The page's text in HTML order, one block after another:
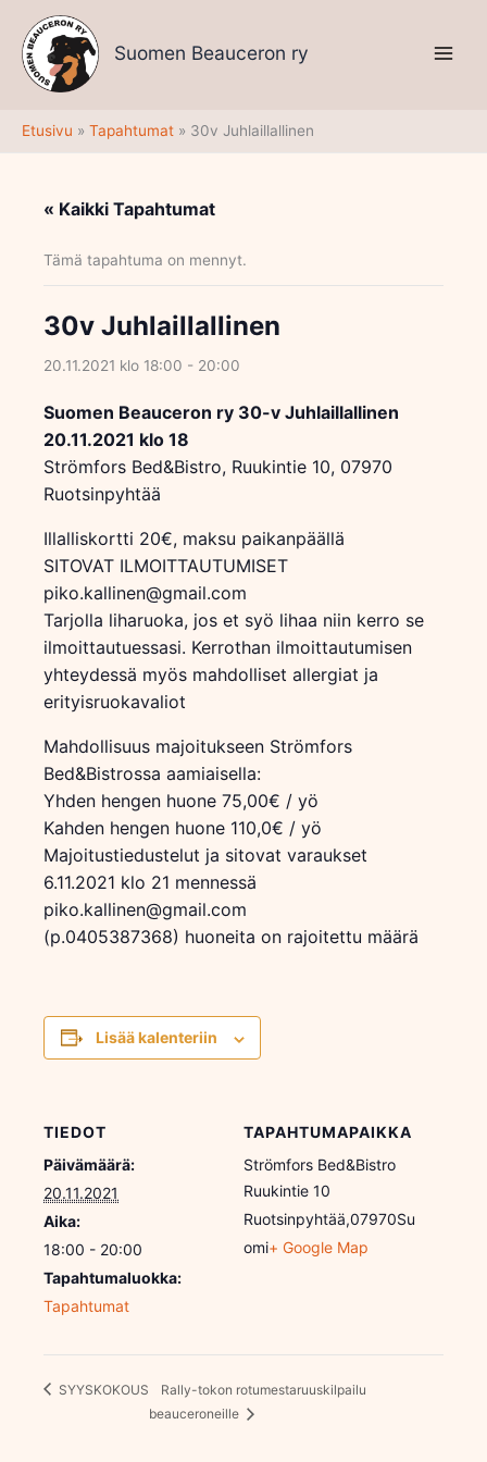
sisältöön
Suomen Beauceron ry
Etusivu Tapahtumat 30v Juhlaillallinen
« Kaikki Tapahtumat
Tämä tapahtuma on mennyt.
30v Juhlaillallinen
20.11.2021 klo 18:00 - 20:00
Suomen Beauceron ry 30-v Juhlaillallinen
20.11.2021 klo 18
Strömfors Bed&Bistro, Ruukintie 10, 07970
Ruotsinpyhtää
Illalliskortti 20€, maksu paikanpäällä
SITOVAT ILMOITTAUTUMISET
piko.kallinen@gmail.com
Tarjolla liharuoka, jos et syö lihaa niin kerro se
ilmoittautuessasi. Kerrothan ilmoittautumisen
yhteydessä myös mahdolliset allergiat ja
erityisruokavaliot
Mahdollisuus majoitukseen Strömfors
Bed&Bistrossa aamiaisella:
Yhden hengen huone 75,00€ / yö
Kahden hengen huone 110,0€ / yö
Majoitustiedustelut ja sitovat varaukset
6.11.2021 klo 21 mennessä
piko.kallinen@gmail.com
(p.0405387368) huoneita on rajoitettu määrä
Lisää kalenteriin
TIEDOT
Päivämäärä:
20.11.2021
Aika:
18:00 - 20:00
Tapahtumaluokka:
Tapahtumat
TAPAHTUMAPAIKKA
Strömfors Bed&Bistro
Ruukintie 10
Ruotsinpyhtää,07970Su
omi+ Google Map
SYYSKOKOUS
Rally-tokon rotumestaruuskilpailu
beauceroneille